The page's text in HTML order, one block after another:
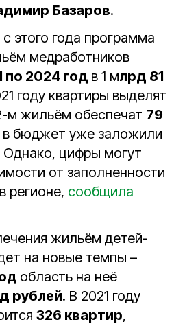
Базаров.
этого года программа
медработников
по 2024 год в 1 млрд 81
году квартиры выделят
м жильём обеспечат 79
в бюджет уже заложили
Однако, цифры могут
от заполненности
регионе, сообщила
жильём детей-
на новые темпы –
область на неё
рублей. В 2021 году
326 квартир,